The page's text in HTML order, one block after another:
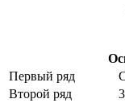
Первый ряд
Второй ряд